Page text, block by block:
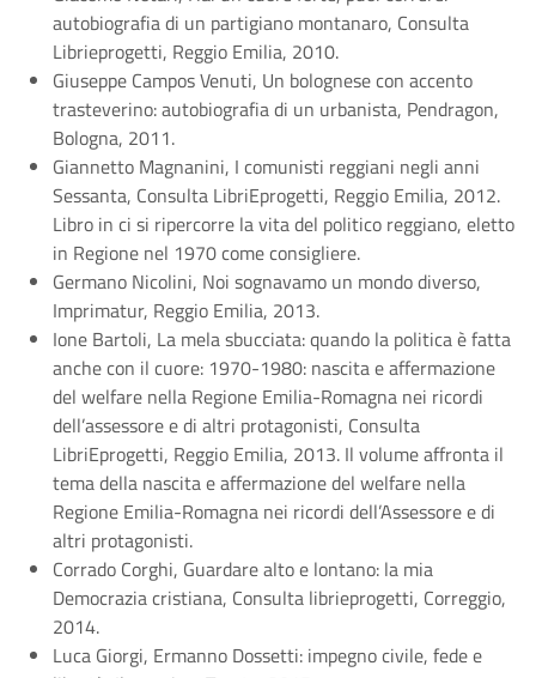
autobiografia di un partigiano montanaro, Consulta
Librieprogetti, Reggio Emilia, 2010.
Giuseppe Campos Venuti, Un bolognese con accento
trasteverino: autobiografia di un urbanista, Pendragon,
Bologna, 2011.
Giannetto Magnanini, I comunisti reggiani negli anni
Sessanta, Consulta LibriEprogetti, Reggio Emilia, 2012.
Libro in ci si ripercorre la vita del politico reggiano, eletto
in Regione nel 1970 come consigliere.
Germano Nicolini, Noi sognavamo un mondo diverso,
Imprimatur, Reggio Emilia, 2013.
Ione Bartoli, La mela sbucciata: quando la politica è fatta
anche con il cuore: 1970-1980: nascita e affermazione
del welfare nella Regione Emilia-Romagna nei ricordi
dell’assessore e di altri protagonisti, Consulta
LibriEprogetti, Reggio Emilia, 2013. Il volume affronta il
tema della nascita e affermazione del welfare nella
Regione Emilia-Romagna nei ricordi dell’Assessore e di
altri protagonisti.
Corrado Corghi, Guardare alto e lontano: la mia
Democrazia cristiana, Consulta librieprogetti, Correggio,
2014.
Luca Giorgi, Ermanno Dossetti: impegno civile, fede e